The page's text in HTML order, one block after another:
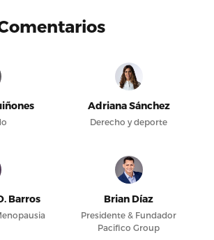
Adriana Sánchez
Derecho y deporte
Barros Brian Díaz
Presidente & Fundador
Pacifico Group